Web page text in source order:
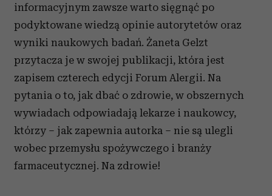
informacyjnym zawsze warto sięgnąć po
podyktowane wiedzą opinie autorytetów oraz
wyniki naukowych badań. Żaneta Gelzt
przytacza je w swojej publikacji, która jest
zapisem czterech edycji Forum Alergii. Na
pytania o to, jak dbać o zdrowie, w obszernych
wywiadach odpowiadają lekarze i naukowcy,
którzy – jak zapewnia autorka – nie są ulegli
wobec przemysłu spożywczego i branży
farmaceutycznej. Na zdrowie!